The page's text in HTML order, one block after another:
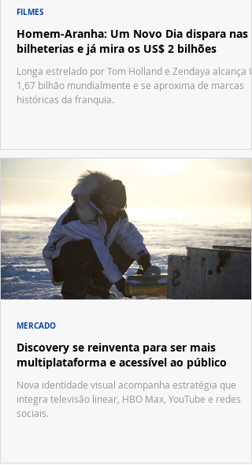
Homem-Aranha: Um Novo Dia dispara nas
bilheterias e já mira os US$ 2 bilhões
Longa estrelado por Tom Holland e Zendaya alcança
1,67 bilhão mundialmente e se aproxima de marcas
históricas da franquia.
FILMES
Discovery se reinventa para ser mais
multiplataforma e acessível ao público
Nova identidade visual acompanha estratégia que
integra televisão linear, HBO Max, YouTube e redes
sociais.
MERCADO